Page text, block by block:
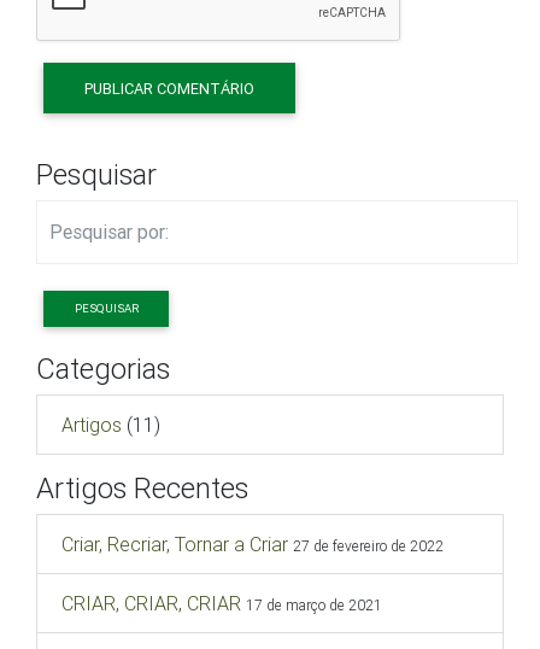
Pesquisar
PESQUISAR
Categorias
Artigos (11)
Artigos Recentes
Criar, Recriar, Tornar a Criar 27 de fevereiro de 2022
CRIAR, CRIAR, CRIAR 17 de março de 2021